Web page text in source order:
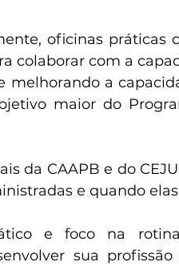
oficinas práticas
colaborar com a
melhorando a
maior do
da CAAPB e do
e quando
e foco na
sua